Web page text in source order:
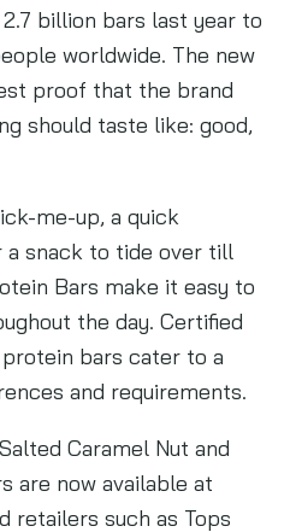
billion bars last year to
worldwide. The new
proof that the brand
should taste like: good,
me-up, a quick
a snack to tide over till
Bars make it easy to
the day. Certified
bars cater to a
and requirements.
Caramel Nut and
are now available at
retailers such as Tops